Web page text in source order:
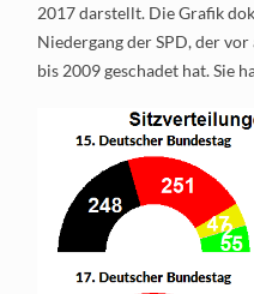
2017 darstellt. Die Grafik
Niedergang der SPD, der
bis 2009 geschadet hat. Sie